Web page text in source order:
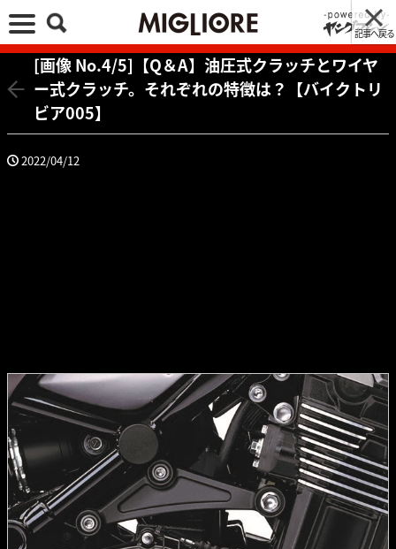
記事へ戻る
[画像 No.4/5]【Q＆A】油圧式クラッチとワイヤ
ー式クラッチ。それぞれの特徴は？【バイクトリ
ビア005】
2022/04/12